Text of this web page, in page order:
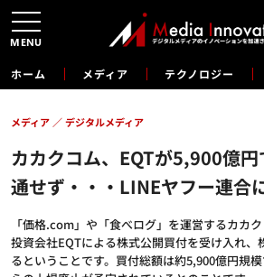
ホーム メディア テクノロジー
カカクコム、EQTが5,900億
通せず・・・LINEヤフー連合
「価格.com」や「食べログ」を運営するカカ
投資会社EQTによる株式公開買付を受け入れ、
るということです。買付総額は約5,900億円規
メディア デジタルメディア
MENU